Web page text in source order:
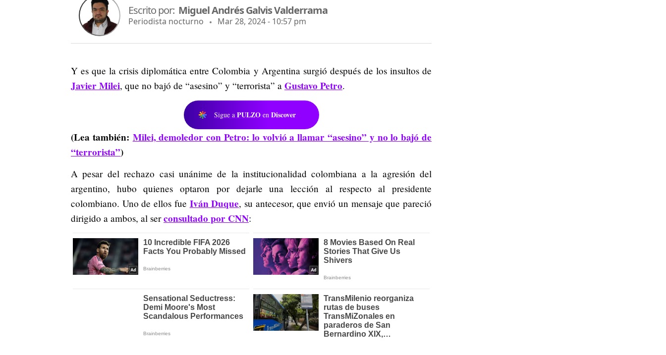
Escrito por: Miguel Andrés Galvis Valderrama
Periodista nocturno Mar 28, 2024 - 10:57 pm
Y es que la crisis diplomática entre Colombia y Argentina surgió después de los insultos de
Javier Milei, que no bajó de “asesino” y “terrorista” a Gustavo Petro.
Sigue a PULZO en Discover
(Lea también: Milei, demoledor con Petro: lo volvió a llamar “asesino” y no lo bajó de
“terrorista”)
A pesar del rechazo casi unánime de la institucionalidad colombiana a la agresión del
argentino, hubo quienes optaron por dejarle una lección al respecto al presidente
colombiano. Uno de ellos fue Iván Duque, su antecesor, que envió un mensaje que pareció
dirigido a ambos, al serconsultado por CNN: